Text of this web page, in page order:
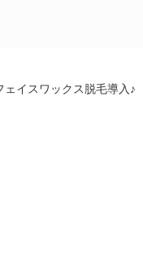
ェイスワックス脱毛導入♪